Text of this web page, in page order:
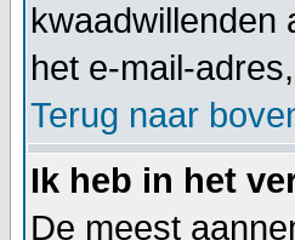
kwaadwillenden
het e-mail-
Terug naar
Ik heb in het
De meest